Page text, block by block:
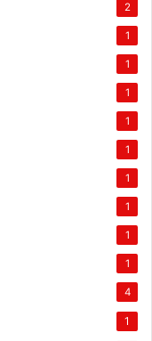
2
1
1
1
1
1
1
1
1
1
4
1